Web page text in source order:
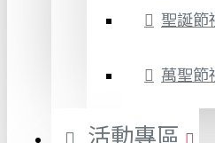
聖誕節
萬聖節
活動專區